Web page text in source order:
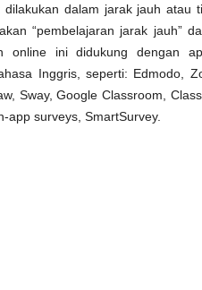
dilakukan dalam jarak jauh atau
“pembelajaran jarak jauh”
online ini didukung dengan
Inggris, seperti: Edmodo,
Sway, Google Classroom,
app surveys, SmartSurvey.